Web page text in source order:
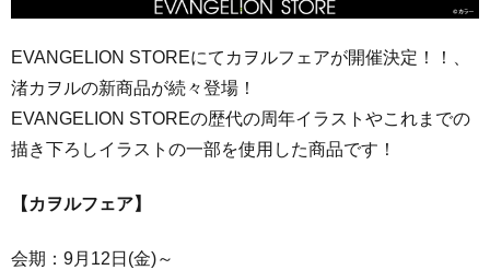
EVANGELION STOREにてカヲルフェアが開催決定！！、
渚カヲルの新商品が続々登場！
EVANGELION STOREの歴代の周年イラストやこれまでの
描き下ろしイラストの一部を使用した商品です！
【カヲルフェア】
会期：9月12日(金)～